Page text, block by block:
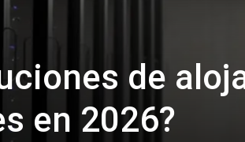
de
en 2026?